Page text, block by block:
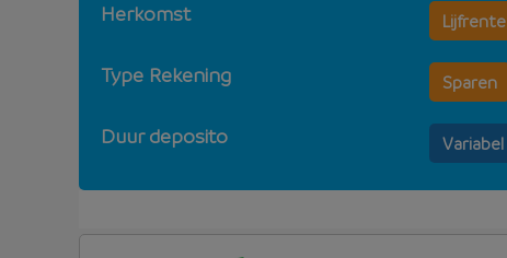
Herkomst Lijfrente
Type Rekening Sparen
Duur deposito Variabel